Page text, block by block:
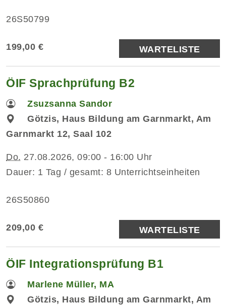
26S50799
199,00 € WARTELISTE
ÖIF Sprachprüfung B2
Zsuzsanna Sandor
Götzis, Haus Bildung am Garnmarkt, Am
Garnmarkt 12, Saal 102
Do. 27.08.2026, 09:00 - 16:00 Uhr
Dauer: 1 Tag / gesamt: 8 Unterrichtseinheiten
26S50860
209,00 € WARTELISTE
ÖIF Integrationsprüfung B1
Marlene Müller, MA
Götzis, Haus Bildung am Garnmarkt, Am